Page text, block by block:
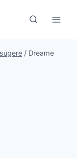
/ Dreame